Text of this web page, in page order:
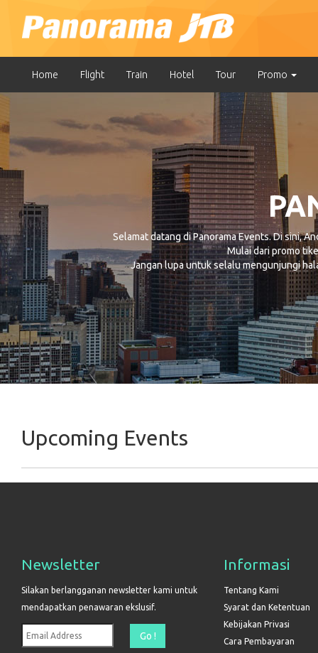
Home Flight Train Hotel Tour Promo
Selamat datang di Panorama Events. Di sini,
Mulai dari promo
Jangan lupa untuk selalu mengunjungi
Upcoming Events
Newsletter
Silakan berlangganan newsletter kami untuk
mendapatkan penawaran ekslusif.
Go !
Informasi
Tentang Kami
Syarat dan Ketentuan
Kebijakan Privasi
Cara Pembayaran